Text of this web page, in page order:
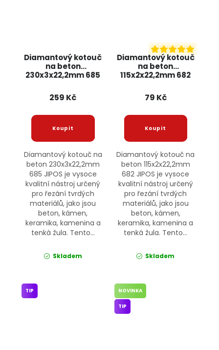
Diamantový kotouč
na beton
230x3x22,2mm 685
259 Kč
Diamantový kotouč na
beton 230x3x22,2mm
685 JIPOS je vysoce
kvalitní nástroj určený
pro řezání tvrdých
materiálů, jako jsou
beton, kámen,
keramika, kamenina a
tenká žula. Tento...
Skladem
Diamantový kotouč
na beton
115x2x22,2mm 682
79 Kč
Diamantový kotouč na
beton 115x2x22,2mm
682 JIPOS je vysoce
kvalitní nástroj určený
pro řezání tvrdých
materiálů, jako jsou
beton, kámen,
keramika, kamenina a
tenká žula. Tento...
Skladem
TIP NOVINKA
TIP